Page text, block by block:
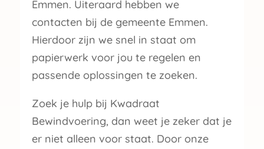
Emmen. Uiteraard hebben we
contacten bij de gemeente Emmen.
Hierdoor zijn we snel in staat om
papierwerk voor jou te regelen en
passende oplossingen te zoeken.
Zoek je hulp bij Kwadraat
Bewindvoering, dan weet je zeker dat je
er niet alleen voor staat. Door onze